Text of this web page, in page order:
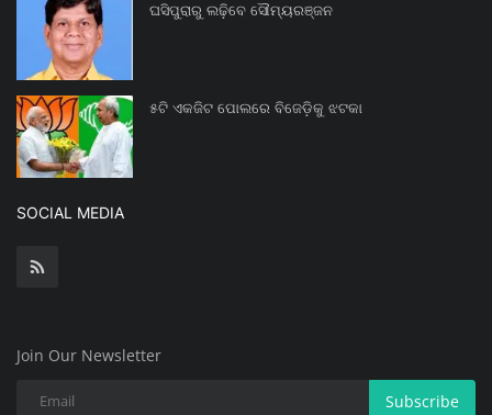
ଘସିପୁରାରୁ ଲଢ଼ିବେ ସୌମ୍ୟରଞ୍ଜନ
୫ଟି ଏକଜିଟ ପୋଲରେ ବିଜେଡ଼ିକୁ ଝଟକା
SOCIAL MEDIA
Join Our Newsletter
Subscribe